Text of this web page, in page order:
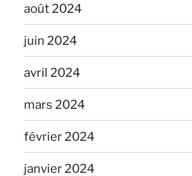
août 2024
juin 2024
avril 2024
mars 2024
février 2024
janvier 2024